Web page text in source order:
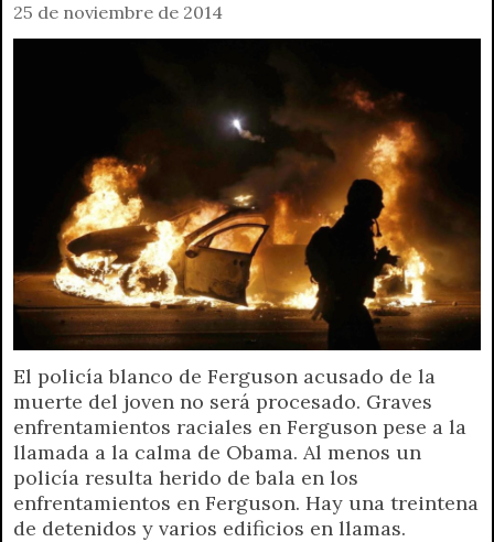
25 de noviembre de 2014
El policía blanco de Ferguson acusado de la
muerte del joven no será procesado. Graves
enfrentamientos raciales en Ferguson pese a la
llamada a la calma de Obama. Al menos un
policía resulta herido de bala en los
enfrentamientos en Ferguson. Hay una treintena
de detenidos y varios edificios en llamas.